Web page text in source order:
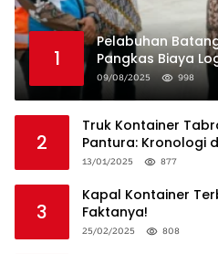
1
Pelabuhan
Pangkas Biaya
09/08/2025 998
2
Truk Kontainer
Pantura: Kronologi
13/01/2025 877
3
Kapal Kontainer
Faktanya!
25/02/2025 808